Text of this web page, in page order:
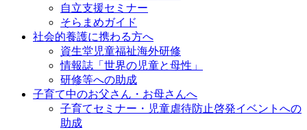
自立支援セミナー
そらまめガイド
社会的養護に携わる方へ
資生堂児童福祉海外研修
情報誌「世界の児童と母性」
研修等への助成
子育て中のお父さん・お母さんへ
子育てセミナー・児童虐待防止啓発イベントへの
助成